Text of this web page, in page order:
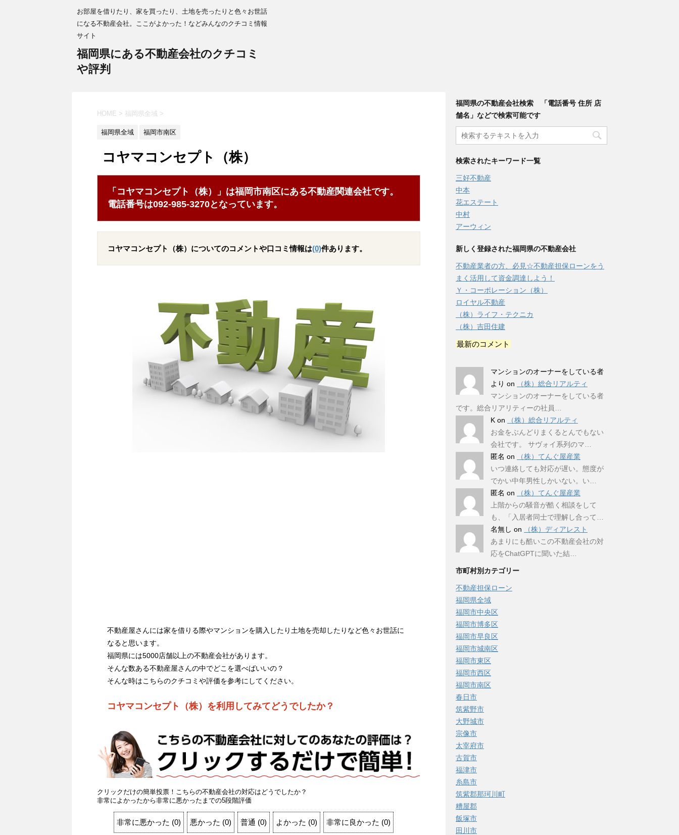
お部屋を借りたり、家を買ったり、土地を売ったりと色々お世話
になる不動産会社。ここがよかった！などみんなのクチコミ情報
サイト
福岡県にある不動産会社のクチコミ
や評判
HOME > 福岡県全域 >
福岡県全域 福岡市南区
コヤマコンセプト（株）
「コヤマコンセプト（株）」は福岡市南区にある不動産関連会社です。
電話番号は092-985-3270となっています。
コヤマコンセプト（株）についてのコメントや口コミ情報は(0)件あります。
不動産屋さんには家を借りる際やマンションを購入したり土地を売却したりなど色々お世話に
なると思います。
福岡県には5000店舗以上の不動産会社があります。
そんな数ある不動産屋さんの中でどこを選べばいいの？
そんな時はこちらのクチコミや評価を参考にしてください。
コヤマコンセプト（株）を利用してみてどうでしたか？
クリックだけの簡単投票！こちらの不動産会社の対応はどうでしたか？
非常によかったから非常に悪かったまでの5段階評価
非常に悪かった (0) 悪かった (0) 普通 (0) よかった (0) 非常に良かった (0)
福岡県の不動産会社検索 「電話番号 住所 店
舗名」などで検索可能です
検索されたキーワード一覧
三好不動産
中本
花エステート
中村
アーウィン
新しく登録された福岡県の不動産会社
不動産業者の方、必見☆不動産担保ローンをう
まく活用して資金調達しよう！
Ｙ・コーポレーション（株）
ロイヤル不動産
（株）ライフ・テクニカ
（株）吉田住建
最新のコメント
マンションのオーナーをしている者
より on
（株）総合リアルティ
マンションのオーナーをしている者
です。総合リアリティーの社員…
K on
（株）総合リアルティ
お金をぶんどりまくるとんでもない
会社です。 サヴォイ系列のマ…
匿名 on
（株）てんぐ屋産業
いつ連絡しても対応が遅い。態度が
でかい中年男性しかいない。い…
匿名 on
（株）てんぐ屋産業
上階からの騒音が酷く相談をして
も、「入居者同士で理解し合って…
名無し on
（株）ディアレスト
あまりにも酷いこの不動産会社の対
応をChatGPTに聞いた結…
市町村別カテゴリー
不動産担保ローン
福岡県全域
福岡市中央区
福岡市博多区
福岡市早良区
福岡市城南区
福岡市東区
福岡市西区
福岡市南区
春日市
筑紫野市
大野城市
宗像市
太宰府市
古賀市
福津市
糸島市
筑紫郡那珂川町
糟屋郡
飯塚市
田川市